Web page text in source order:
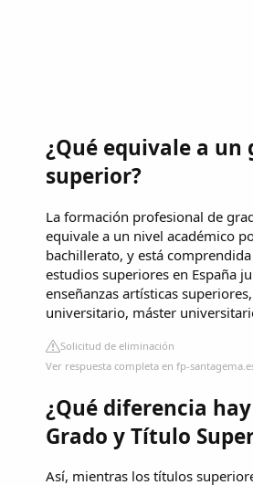
¿Qué equivale a un
superior?
La formación profesional de
equivale a un nivel académico
bachillerato, y está
estudios superiores en España
enseñanzas artísticas
universitario, máster
Solicitud de eliminación
Ver respuesta completa en fp-
¿Qué diferencia
Grado y Título
Así, mientras los títulos